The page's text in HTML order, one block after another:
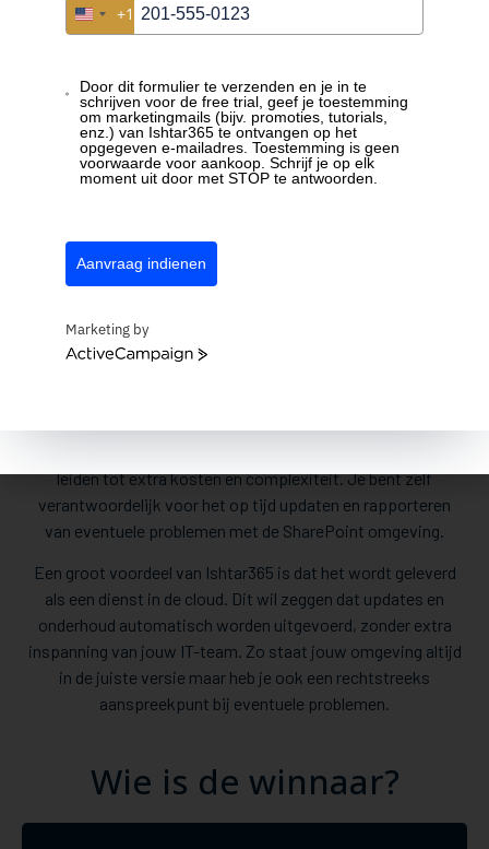
5. Onderhoud en updates
leiden tot extra kosten en complexiteit. Je bent zelf
verantwoordelijk voor het op tijd updaten en rapporteren
van eventuele problemen met de SharePoint omgeving.
Een groot voordeel van Ishtar365 is dat het wordt geleverd
als een dienst in de cloud. Dit wil zeggen dat updates en
onderhoud automatisch worden uitgevoerd, zonder extra
inspanning van jouw IT-team. Zo staat jouw omgeving altijd
in de juiste versie maar heb je ook een rechtstreeks
aanspreekpunt bij eventuele problemen.
Wie is de winnaar?
United States +1
+1
Door dit formulier te verzenden en je in te
schrijven voor de free trial, geef je toestemming
om marketingmails (bijv. promoties, tutorials,
enz.) van Ishtar365 te ontvangen op het
opgegeven e-mailadres. Toestemming is geen
voorwaarde voor aankoop. Schrijf je op elk
moment uit door met STOP te antwoorden.
Aanvraag indienen
Marketing by
ActiveCampaign